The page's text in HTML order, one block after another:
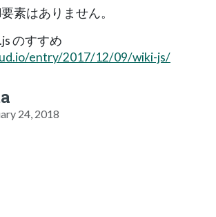
素はありません。
のすすめ
entry/2017/12/09/wiki-js/
24, 2018